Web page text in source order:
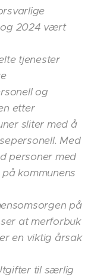
og 2024 vært
tjenester
og
etter
sliter med å
Med
personer med
kommunens
på
at merforbuk
en viktig årsak
til særlig